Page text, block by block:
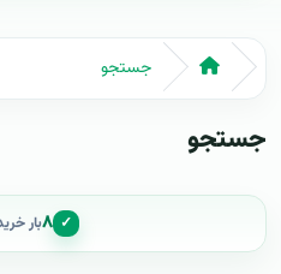
جستجو
جستجو
✓ ۸بار